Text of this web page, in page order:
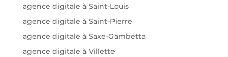
agence digitale à Saint-Louis
agence digitale à Saint-Pierre
agence digitale à Saxe-Gambetta
agence digitale à Villette